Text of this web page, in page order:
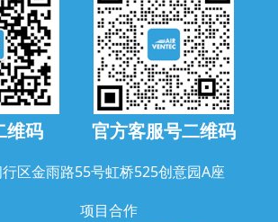
维码 官方客服号二维码
区金雨路55号虹桥525创意园A座
项目合作